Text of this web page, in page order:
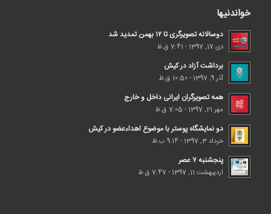
خواندنیها
دوسالانه تصویرگری تا ۱۲ بهمن تمدید شد
دی 17, 1397 - 7:41 ق.ظ
برداشت آزاد در کیش
آذر 9, 1397 - 10:50 ق.ظ
همه تصویرگران ایرانی داخل و خارج
مهر 21, 1397 - 7:05 ق.ظ
دو نمایشگاه پوستر با موضوع اهداء‌عضو در کیش
خرداد 3, 1397 - 9:14 ب.ظ
پنجشنبه ۷ عصر
اردیبهشت 11, 1397 - 7:47 ق.ظ